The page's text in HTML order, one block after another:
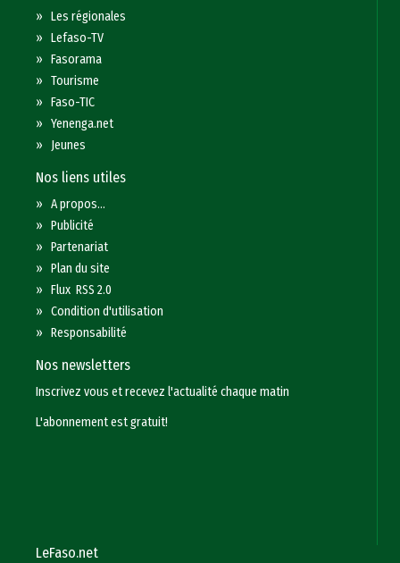
»Les régionales
»Lefaso-TV
»Fasorama
»Tourisme
»Faso-TIC
»Yenenga.net
» Jeunes
Nos liens utiles
»A propos...
»Publicité
»Partenariat
»Plan du site
»Flux RSS 2.0
»Condition d'utilisation
»Responsabilité
Nos newsletters
Inscrivez vous et recevez l'actualité chaque matin
L'abonnement est gratuit!
LeFaso.net